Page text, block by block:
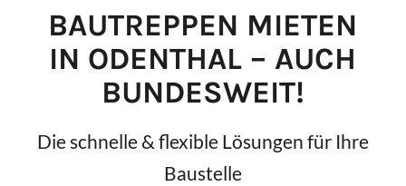
BAUTREPPEN MIETEN
IN ODENTHAL – AUCH
BUNDESWEIT!
Die schnelle & flexible Lösungen für Ihre
Baustelle